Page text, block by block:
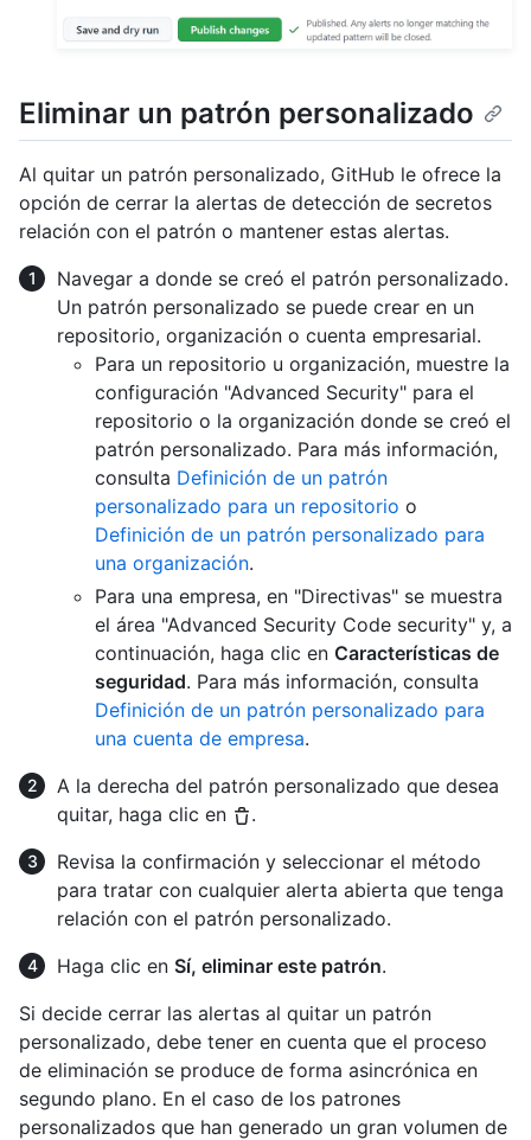
Eliminar un patrón personalizado
Al quitar un patrón personalizado, GitHub le ofrece la
opción de cerrar la alertas de detección de secretos
relación con el patrón o mantener estas alertas.
Navegar a donde se creó el patrón personalizado.
Un patrón personalizado se puede crear en un
repositorio, organización o cuenta empresarial.
Para un repositorio u organización, muestre la
configuración "Advanced Security" para el
repositorio o la organización donde se creó el
patrón personalizado. Para más información,
consulta Definición de un patrón
personalizado para un repositorio o
Definición de un patrón personalizado para
una organización.
Para una empresa, en "Directivas" se muestra
el área "Advanced Security Code security" y, a
continuación, haga clic en Características de
seguridad. Para más información, consulta
Definición de un patrón personalizado para
una cuenta de empresa.
A la derecha del patrón personalizado que desea
quitar, haga clic en
.
Revisa la confirmación y seleccionar el método
para tratar con cualquier alerta abierta que tenga
relación con el patrón personalizado.
Haga clic en Sí, eliminar este patrón.
Si decide cerrar las alertas al quitar un patrón
personalizado, debe tener en cuenta que el proceso
de eliminación se produce de forma asincrónica en
segundo plano. En el caso de los patrones
personalizados que han generado un gran volumen de